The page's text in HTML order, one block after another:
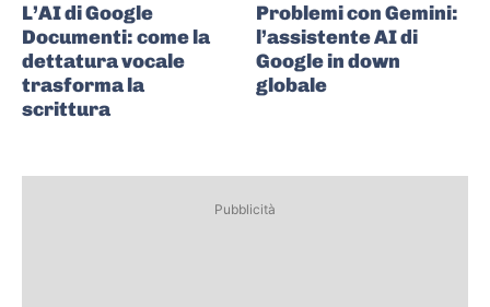
L’AI di Google
Documenti: come la
dettatura vocale
trasforma la
scrittura
Problemi con Gemini:
l’assistente AI di
Google in down
globale
Pubblicità